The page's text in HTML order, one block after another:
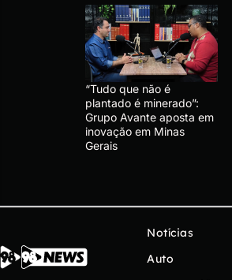
“Tudo que não é
plantado é minerado”:
Grupo Avante aposta em
inovação em Minas
Gerais
Notícias
Auto